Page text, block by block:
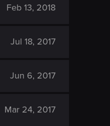
Feb 13, 2018
Jul 18, 2017
Jun 6, 2017
Mar 24, 2017